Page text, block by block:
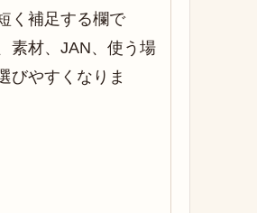
く補足する欄で
素材、JAN、使う場
びやすくなりま